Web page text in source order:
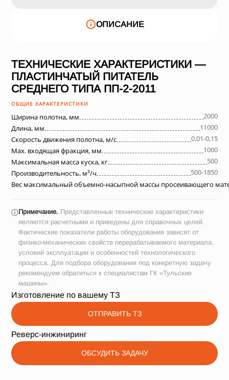
ОПИСАНИЕ
ТЕХНИЧЕСКИЕ ХАРАКТЕРИСТИКИ —
ПЛАСТИНЧАТЫЙ ПИТАТЕЛЬ
СРЕДНЕГО ТИПА ПП-2-2011
ОБЩИЕ ХАРАКТЕРИСТИКИ
Ширина полотна, мм
2000
Длина, мм
11000
Скорость движения полотна, м/с
0,01-0,15
Max. входящая фракция, мм
1000
Максимальная масса куска, кг
500
Производительность, м³/ч
500-1850
Вес максимальный объемно-насыпной массы просеивающего
ⓘПримечание. Представленные технические характеристики
являются расчетными и приведены для справочных целей.
Фактические показатели работы оборудования зависят от
физико-механических свойств перерабатываемого материала,
условий эксплуатации и особенностей технологического
процесса. Для подбора оборудования под конкретную задачу
рекомендуем обратиться к специалистам ГК «Тульские
машины».
Изготовление по вашему ТЗ
ОТПРАВИТЬ ТЗ
Реверс-инжиниринг
ОБСУДИТЬ ЗАДАЧУ